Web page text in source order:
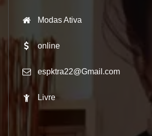
Modas Ativa
online
espktra22@Gmail.com
Livre